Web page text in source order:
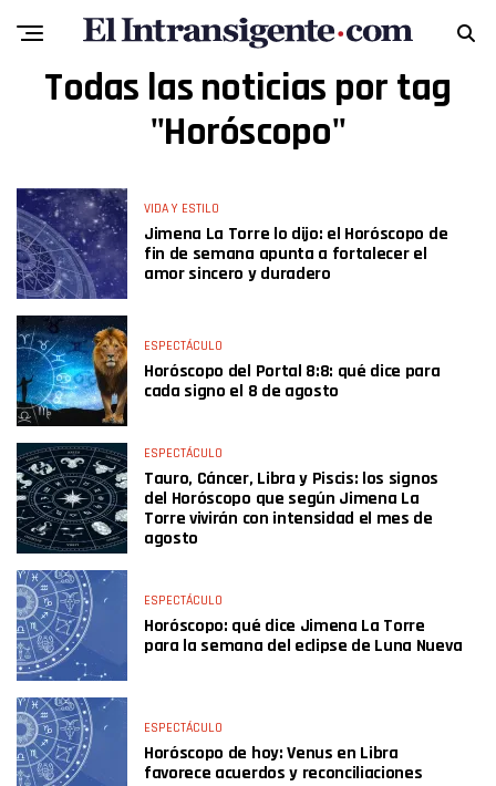
Todas las noticias por tag
"Horóscopo"
VIDA Y ESTILO
Jimena La Torre lo dijo: el Horóscopo de
fin de semana apunta a fortalecer el
amor sincero y duradero
ESPECTÁCULO
Horóscopo del Portal 8:8: qué dice para
cada signo el 8 de agosto
ESPECTÁCULO
Tauro, Cáncer, Libra y Piscis: los signos
del Horóscopo que según Jimena La
Torre vivirán con intensidad el mes de
agosto
ESPECTÁCULO
Horóscopo: qué dice Jimena La Torre
para la semana del eclipse de Luna Nueva
ESPECTÁCULO
Horóscopo de hoy: Venus en Libra
favorece acuerdos y reconciliaciones